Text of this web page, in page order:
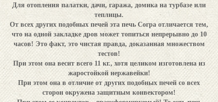
Для отопления палатки, дачи, гаража, домика на турбазе или
теплицы.
От всех других подобных печей эта печь Согра отличается тем,
что на одной закладке дров может топиться непрерывно до 10
часов! Это факт, это чистая правда, доказанная множеством
тестов!
При этом она весит всего 11 кг., хотя целиком изготовлена из
жаростойкой нержавейки!
При этом она в отличие от других подобных печей со всех
сторон окружена защитным конвектором!